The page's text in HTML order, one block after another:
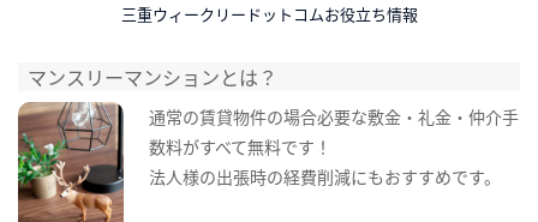
三重ウィークリードットコムお役立ち情報
マンスリーマンションとは？
通常の賃貸物件の場合必要な敷金・礼金・仲介手
数料がすべて無料です！
法人様の出張時の経費削減にもおすすめです。